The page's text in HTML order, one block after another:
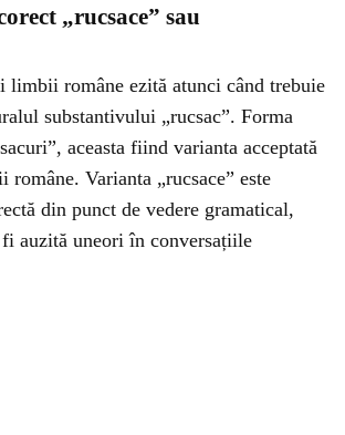
„rucsace” sau
române ezită atunci când trebuie
substantivului „rucsac”. Forma
aceasta fiind varianta acceptată
Varianta „rucsace” este
din punct de vedere gramatical,
auzită uneori în conversațiile